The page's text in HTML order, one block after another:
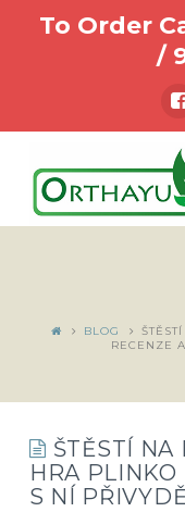
To Order
/
BLOG
RECENZE
ŠTĚSTÍ NA
HRA PLINKO
S NÍ